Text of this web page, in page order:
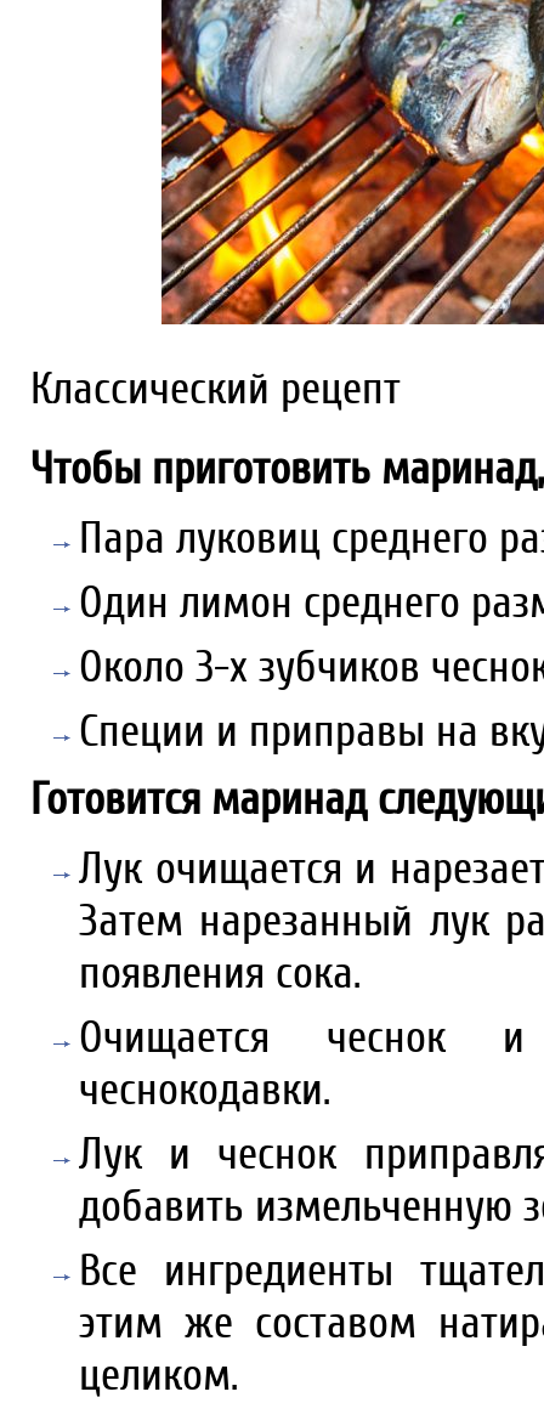
Классический рецепт
Чтобы приготовить
Пара луковиц среднего
Один лимон среднего
Около 3-х зубчиков
Специи и приправы на
Готовится маринад
Лук очищается и
Затем нарезанный лук
появления сока.
Очищается чеснок
чеснокодавки.
Лук и чеснок
добавить измельченную
Все ингредиенты
этим же составом
целиком.